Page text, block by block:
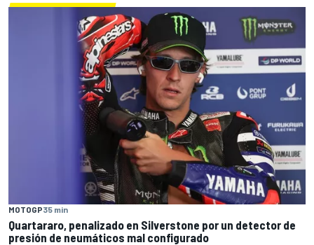
MOTOGP35 min
Quartararo, penalizado en Silverstone por un detector de
presión de neumáticos mal configurado